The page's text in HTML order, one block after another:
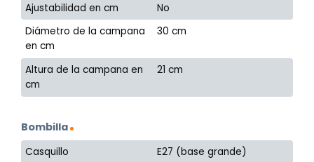
Ajustabilidad en cm
No
Diámetro de la campana
en cm
30 cm
Altura de la campana en
cm
21 cm
Bombilla
Casquillo E27 (base grande)